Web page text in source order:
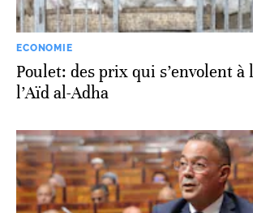
ECONOMIE
Poulet: des prix qui s’envolent à
l’Aïd al-Adha